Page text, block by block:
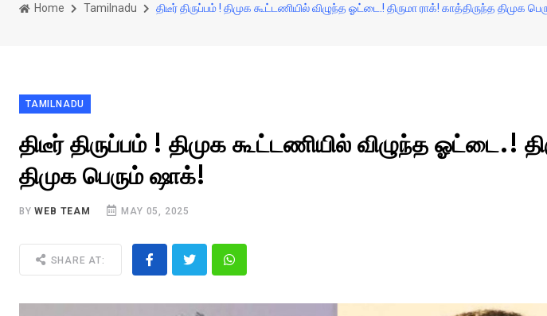
Home Tamilnadu திடீர் திருப்பம் ! திமுக கூட்டணியில் விழுந்த ஓட்டை.! திருமா ராக்! காத்திருந்த திமுக
TAMILNADU
திடீர் திருப்பம் ! திமுக கூட்டணியில் விழுந்த ஓட்டை.!
திமுக பெரும் ஷாக்!
BYWEB TEAM MAY 05, 2025
SHARE AT: